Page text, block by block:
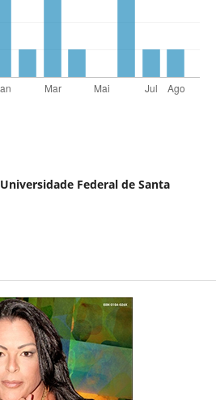
Universidade Federal de Santa